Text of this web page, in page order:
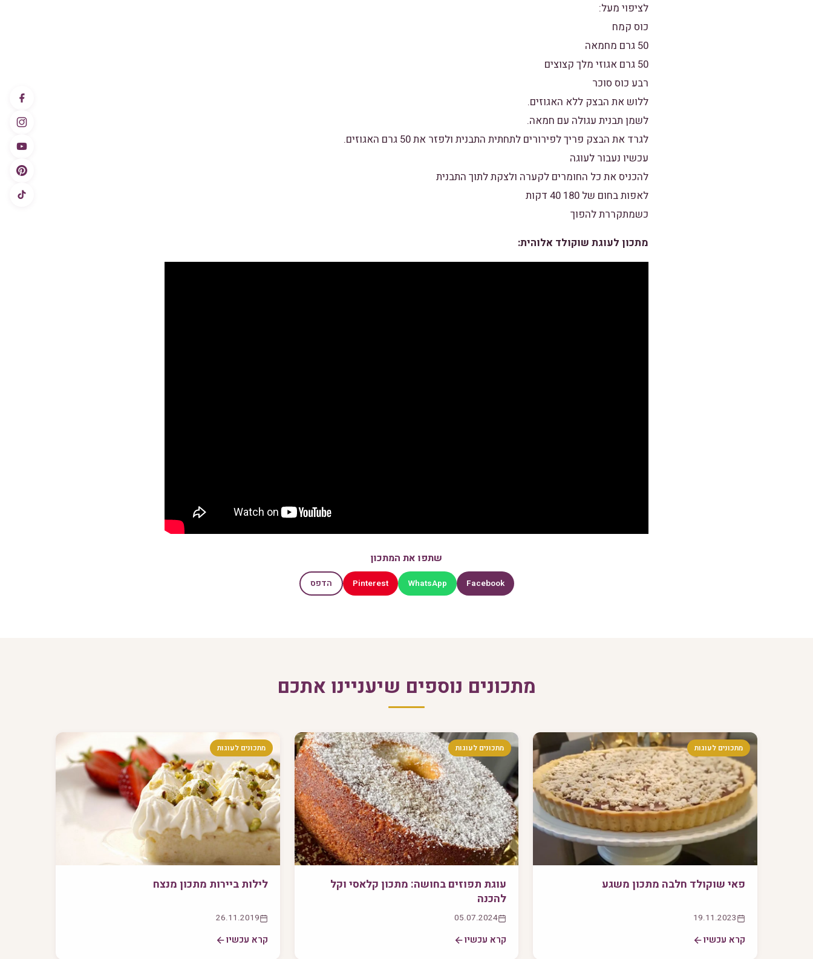
לציפוי מעל:
כוס קמח
50 גרם מחמאה
50 גרם אגוזי מלך קצוצים
רבע כוס סוכר
ללוש את הבצק ללא האגוזים.
לשמן תבנית עגולה עם חמאה.
לגרד את הבצק פריך לפירורים לתחתית התבנית ולפזר את 50 גרם האגוזים.
עכשיו נעבור לעוגה
להכניס את כל החומרים לקערה ולצקת לתוך התבנית
לאפות בחום של 180 40 דקות
כשמתקררת להפוך
מתכון לעוגת שוקולד אלוהית:
שתפו את המתכון
Facebook
WhatsApp
Pinterest הדפס
מתכונים נוספים שיעניינו אתכם
מתכונים לעוגות
פאי שוקולד חלבה מתכון משגע
19.11.2023
קרא עכשיו
מתכונים לעוגות
עוגת תפוזים בחושה: מתכון קלאסי וקל
להכנה
05.07.2024
קרא עכשיו
מתכונים לעוגות
לילות ביירות מתכון מנצח
26.11.2019
קרא עכשיו